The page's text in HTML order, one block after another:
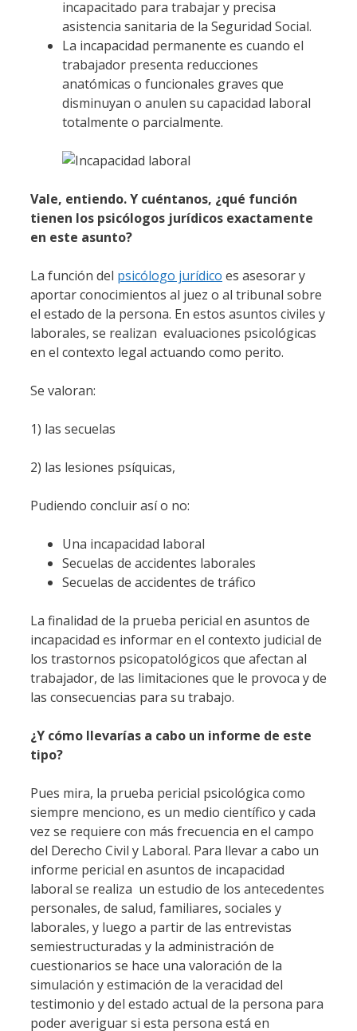
incapacitado para trabajar y precisa
asistencia sanitaria de la Seguridad Social.
La incapacidad permanente es cuando el
trabajador presenta reducciones
anatómicas o funcionales graves que
disminuyan o anulen su capacidad laboral
totalmente o parcialmente.
Vale, entiendo. Y cuéntanos, ¿qué función
tienen los psicólogos jurídicos exactamente
en este asunto?
La función del psicólogo jurídico es asesorar y
aportar conocimientos al juez o al tribunal sobre
el estado de la persona. En estos asuntos civiles y
laborales, se realizan evaluaciones psicológicas
en el contexto legal actuando como perito.
Se valoran:
1) las secuelas
2) las lesiones psíquicas,
Pudiendo concluir así o no:
Una incapacidad laboral
Secuelas de accidentes laborales
Secuelas de accidentes de tráfico
La finalidad de la prueba pericial en asuntos de
incapacidad es informar en el contexto judicial de
los trastornos psicopatológicos que afectan al
trabajador, de las limitaciones que le provoca y de
las consecuencias para su trabajo.
¿Y cómo llevarías a cabo un informe de este
tipo?
Pues mira, la prueba pericial psicológica como
siempre menciono, es un medio científico y cada
vez se requiere con más frecuencia en el campo
del Derecho Civil y Laboral. Para llevar a cabo un
informe pericial en asuntos de incapacidad
laboral se realiza un estudio de los antecedentes
personales, de salud, familiares, sociales y
laborales, y luego a partir de las entrevistas
semiestructuradas y la administración de
cuestionarios se hace una valoración de la
simulación y estimación de la veracidad del
testimonio y del estado actual de la persona para
poder averiguar si esta persona está en